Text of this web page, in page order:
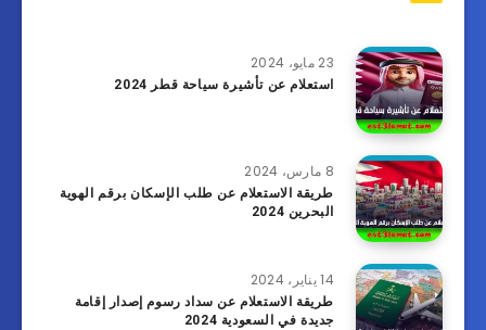
23 مايو، 2024
استعلام عن تأشيرة سياحة قطر 2024
8 مارس، 2024
طريقة الاستعلام عن طلب الإسكان برقم الهوية
البحرين 2024
14 يناير، 2024
طريقة الاستعلام عن سداد رسوم إصدار إقامة
جديدة في السعودية 2024